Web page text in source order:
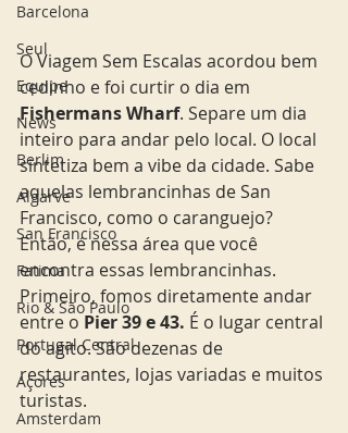
Barcelona
Seul
Equipe
News
Berlim
Algarve
San Francisco
Fatima
Rio & São Paulo
Portugal Central
Açores
Amsterdam
O Viagem Sem Escalas acordou bem
cedinho e foi curtir o dia em
Fishermans Wharf. Separe um dia
inteiro para andar pelo local. O local
sintetiza bem a vibe da cidade. Sabe
aquelas lembrancinhas de San
Francisco, como o caranguejo?
Então, é nessa área que você
encontra essas lembrancinhas.
Primeiro, fomos diretamente andar
entre o Pier 39 e 43. É o lugar central
do agito. São dezenas de
restaurantes, lojas variadas e muitos
turistas.